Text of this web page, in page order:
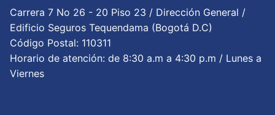
Carrera 7 No 26 - 20 Piso 23 / Dirección General /
Edificio Seguros Tequendama (Bogotá D.C)
Código Postal: 110311
Horario de atención: de 8:30 a.m a 4:30 p.m / Lunes a
Viernes